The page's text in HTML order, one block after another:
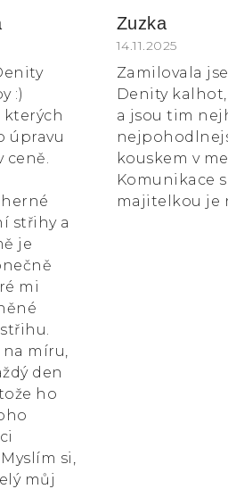
je 5 z 5 hvězdiček.
:)
kterých
úpravu
ceně.
střihy a
je
mi
míru,
den
ho
si,
můj
Zuzka
Hodnocení
14.11.2025
Zamilovala
Denity
a jsou tim
kouskem v
Komunikace
majitelkou je